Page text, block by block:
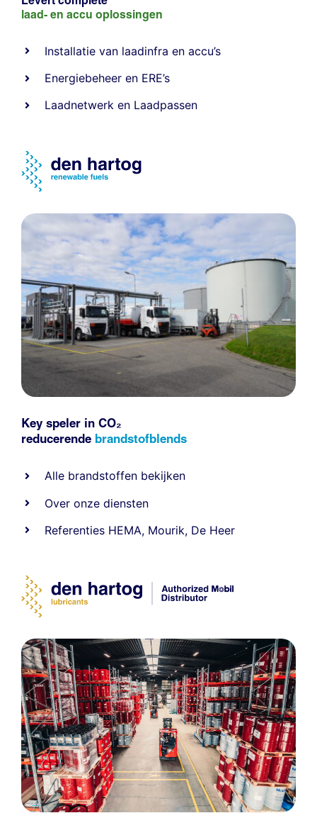
laad- en accu oplossingen
Installatie van laadinfra en accu’s
Energiebeheer en ERE’s
Laadnetwerk en Laadpassen
Key speler in CO₂
reducerende brandstofblends
Alle brandstoffen bekijken
Over onze diensten
Referenties HEMA, Mourik, De Heer